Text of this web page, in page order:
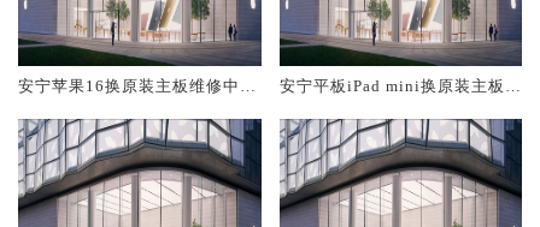
安宁苹果16换原装主板维修中心
安宁平板iPad mini换原装主板维